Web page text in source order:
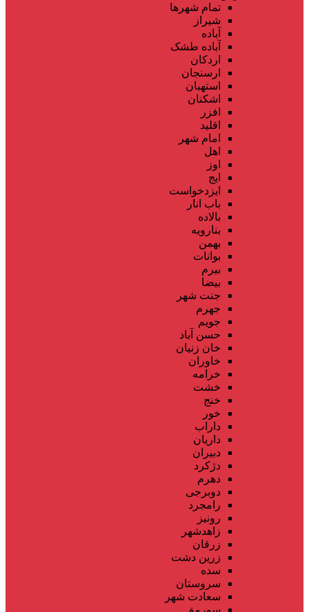
تمام شهر‌ها
شیراز
آباده
آباده طشک
اردکان
ارسنجان
استهبان
اشکنان
افزر
اقلید
امام شهر
اهل
اوز
ایج
ایزدخواست
باب انار
بالاده
بنارویه
بهمن
بوانات
بیرم
بیضا
جنت شهر
جهرم
جویم
حسن آباد
خان زنیان
خاوران
خرامه
خشت
خنج
خور
داراب
داریان
دبیران
دژکرد
دهرم
دوبرجی
رامجرد
رونیز
زاهدشهر
زرقان
زرین دشت
سده
سروستان
سعادت شهر
سورمق